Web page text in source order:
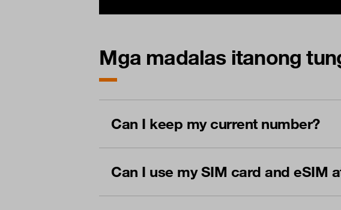
Mga madalas itanong
Can I keep my current number?
Can I use my SIM card and eSIM